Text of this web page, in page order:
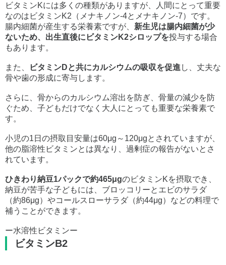
ビタミンKには多くの種類がありますが、人間にとって重要
なのはビタミンK2（メナキノン-4とメナキノン-7）です。
腸内細菌が産生する栄養素ですが、 新生児は腸内細菌が少
ないため、出生直後にビタミンK2シロップを投与する場合
もあります。
また、 ビタミンDと共にカルシウムの吸収を促進 し、丈夫な
骨や歯の形成に寄与します。
さらに、骨からのカルシウム溶出を防ぎ、骨量の減少を防
ぐため、子どもだけでなく大人にとっても重要な栄養素で
す。
小児の1日の摂取目安量は60μg～120μgとされていますが、
他の脂溶性ビタミンとは異なり、過剰症の報告がないとさ
れています。
ひきわり納豆1パックで約465μgのビタミンKを摂取でき、
納豆が苦手な子どもには、ブロッコリーとエビのサラダ
（約86μg）やコールスローサラダ（約44μg）などの料理で
補うことができます。
ー水溶性ビタミンー
ビタミンB2